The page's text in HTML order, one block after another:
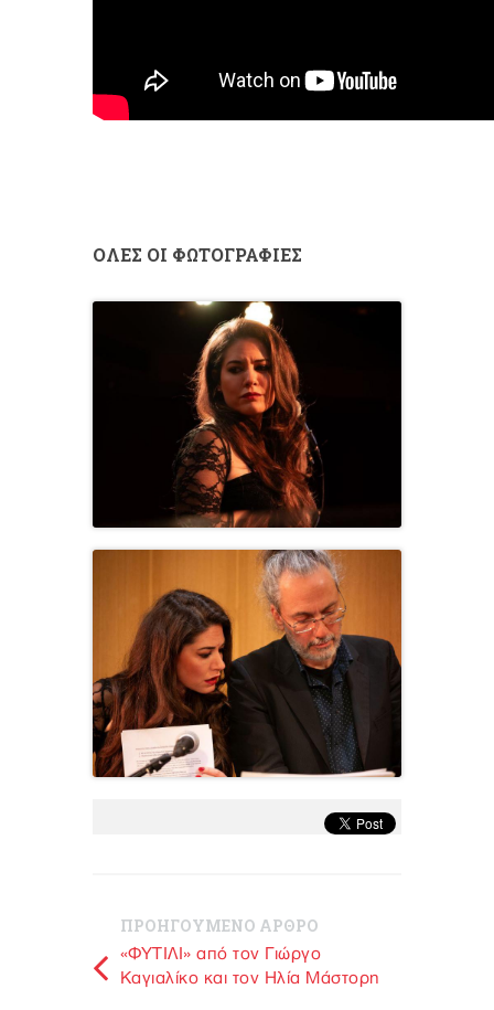
ΟΛΕΣ ΟΙ ΦΩΤΟΓΡΑΦΙΕΣ
ΠΡΟΗΓΟΥΜΕΝΟ ΑΡΘΡΟ
«ΦΥΤΙΛΙ» από τον Γιώργο
Καγιαλίκο και τον Ηλία Μάστορη